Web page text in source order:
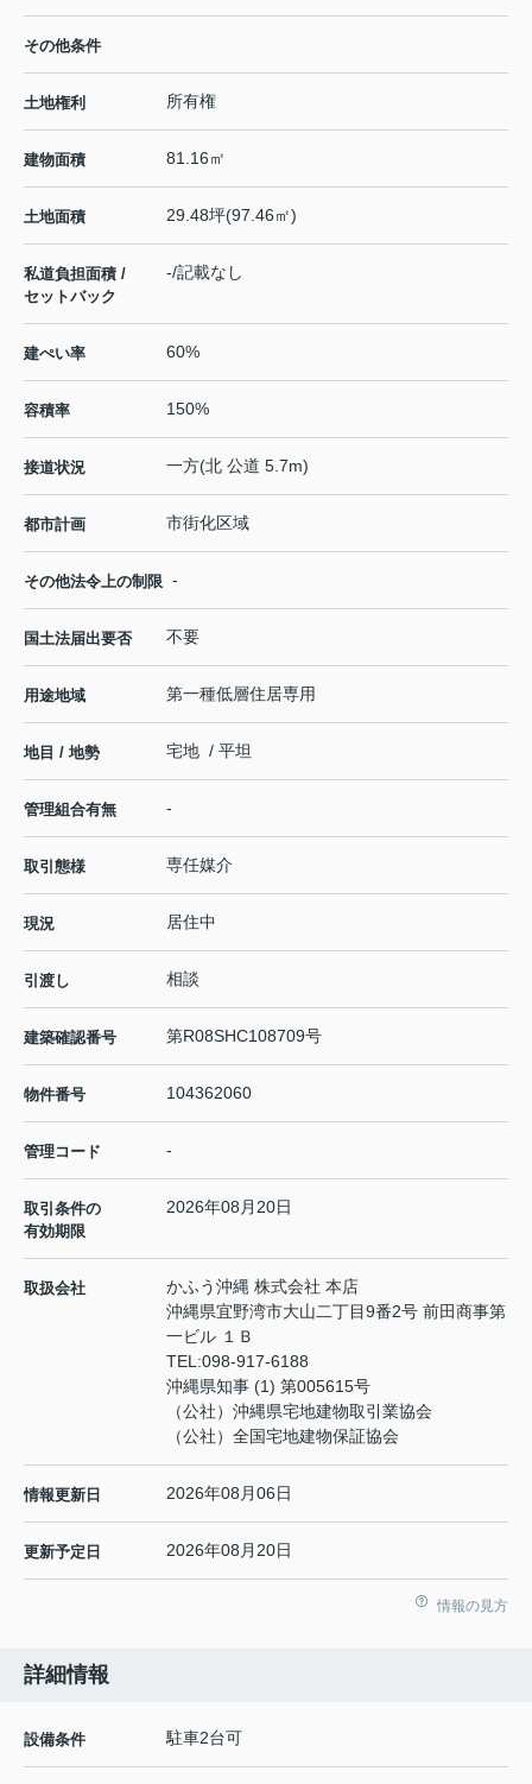
その他条件
土地権利 所有権
建物面積 81.16㎡
土地面積 29.48坪(97.46㎡)
私道負担面積 /
セットバック
-/記載なし
建ぺい率 60%
容積率 150%
接道状況 一方(北 公道 5.7m)
都市計画 市街化区域
その他法令上の制限 -
国土法届出要否 不要
用途地域 第一種低層住居専用
地目 / 地勢 宅地 / 平坦
管理組合有無 -
取引態様 専任媒介
現況 居住中
引渡し 相談
建築確認番号 第R08SHC108709号
物件番号 104362060
管理コード -
取引条件の
有効期限
2026年08月20日
取扱会社
かふう沖縄 株式会社 本店
沖縄県宜野湾市大山二丁目9番2号 前田商事第
一ビル １Ｂ
TEL:098-917-6188
沖縄県知事 (1) 第005615号
（公社）沖縄県宅地建物取引業協会
（公社）全国宅地建物保証協会
情報更新日 2026年08月06日
更新予定日 2026年08月20日
情報の見方
詳細情報
設備条件 駐車2台可